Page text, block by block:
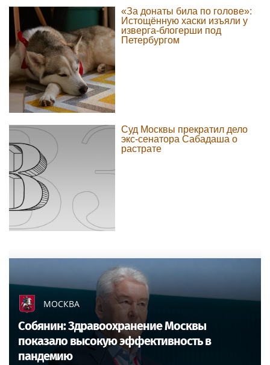
«За донаты била по голове»:
Истощённую хаски изъяли у
изверга-блогерши под
Петербургом
Суд Москвы прекратил дело
экс-сенатора Сабадаша о
растрате
МОСКВА
Собянин: Здравоохранение Москвы
показало высокую эффективность в
пандемию